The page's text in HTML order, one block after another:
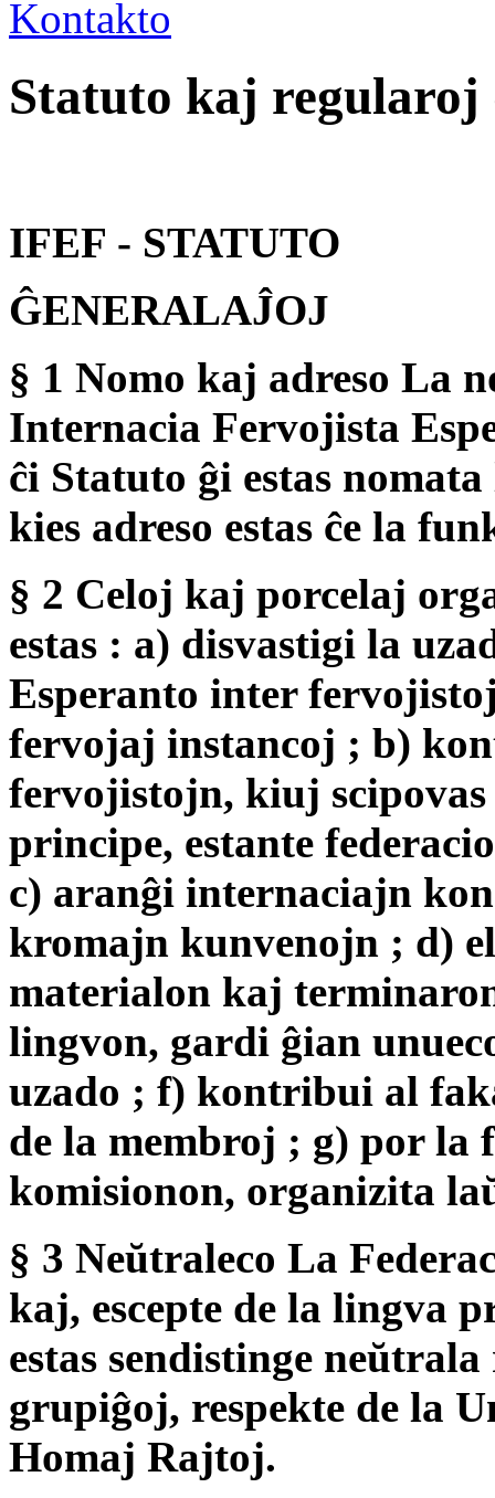
Kontakto
Statuto kaj regularoj
IFEF - STATUTO
ĜENERALAĴOJ
§ 1 Nomo kaj adreso La
Internacia Fervojista
ĉi Statuto ĝi estas
kies adreso estas ĉe la
§ 2 Celoj kaj porcelaj
estas : a) disvastigi la
Esperanto inter
fervojaj instancoj ; b)
fervojistojn, kiuj
principe, estante
c) aranĝi internaciajn
kromajn kunvenojn ; d)
materialon kaj
lingvon, gardi ĝian
uzado ; f) kontribui al
de la membroj ; g) por la
komisionon, organizita
§ 3 Neŭtraleco La
kaj, escepte de la lingva
estas sendistinge
grupiĝoj, respekte de la
Homaj Rajtoj.